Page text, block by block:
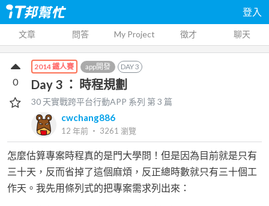
登入
文章 問答 My Project 徵才 聊天
2014 鐵人賽 app開發 DAY3
Day 3 ： 時程規劃
30 天實戰跨平台行動APP 系列 第3 篇
cwchang886
12 年前 ‧ 3261 瀏覽
0
怎麼估算專案時程真的是門大學問！但是因為目前就是只有
三十天，反而省掉了這個麻煩，反正總時數就只有三十個工
作天。我先用條列式的把專案需求列出來：